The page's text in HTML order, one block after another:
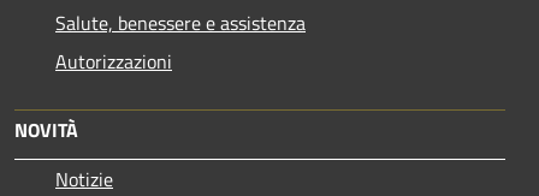
Salute, benessere e assistenza
Autorizzazioni
NOVITÀ
Notizie